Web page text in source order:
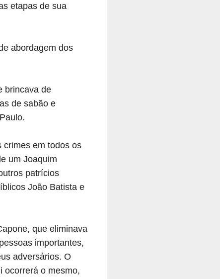
etapas de sua
abordagem dos
brincava de
de sabão e
crimes em todos os
um Joaquim
patrícios
João Batista e
que eliminava
importantes,
adversários. O
ocorrerá o mesmo,